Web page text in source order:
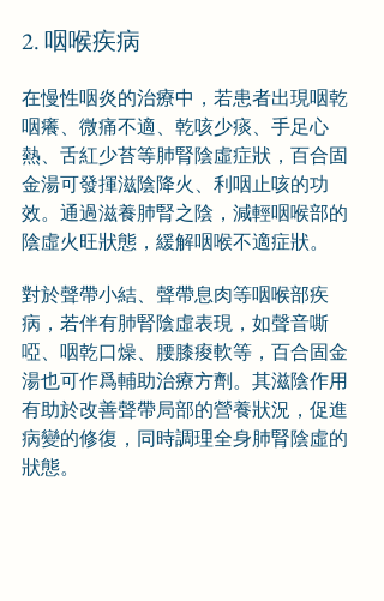
2. 咽喉疾病
在慢性咽炎的治療中，若患者出現咽乾
咽癢、微痛不適、乾咳少痰、手足心
熱、舌紅少苔等肺腎陰虛症狀，百合固
金湯可發揮滋陰降火、利咽止咳的功
效。通過滋養肺腎之陰，減輕咽喉部的
陰虛火旺狀態，緩解咽喉不適症狀。
對於聲帶小結、聲帶息肉等咽喉部疾
病，若伴有肺腎陰虛表現，如聲音嘶
啞、咽乾口燥、腰膝痠軟等，百合固金
湯也可作爲輔助治療方劑。其滋陰作用
有助於改善聲帶局部的營養狀況，促進
病變的修復，同時調理全身肺腎陰虛的
狀態。